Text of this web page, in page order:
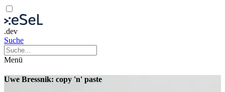
.dev
Suche
Menü
Uwe Bressnik: copy 'n' paste